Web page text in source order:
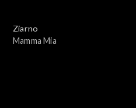
Ziarno
Mamma Mia